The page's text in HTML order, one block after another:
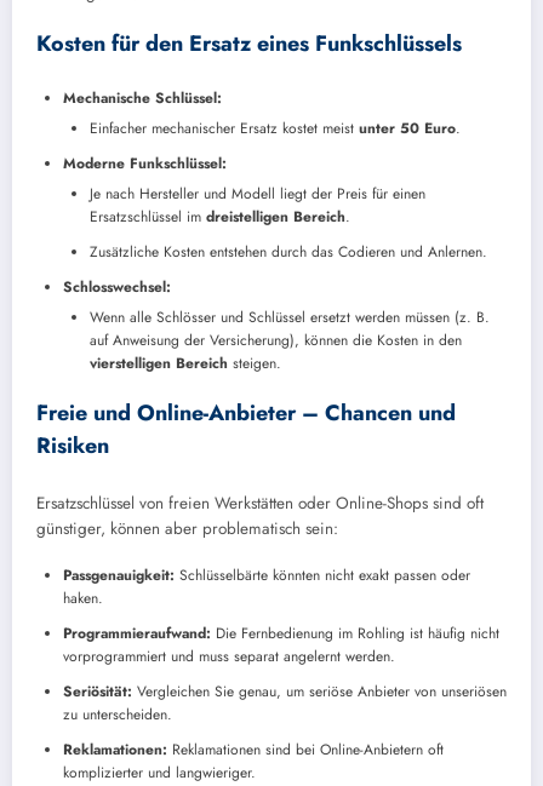
Kosten für den Ersatz eines Funkschlüssels
Mechanische Schlüssel:
Einfacher mechanischer Ersatz kostet meist unter 50 Euro.
Moderne Funkschlüssel:
Je nach Hersteller und Modell liegt der Preis für einen
Ersatzschlüssel im dreistelligen Bereich.
Zusätzliche Kosten entstehen durch das Codieren und Anlernen.
Schlosswechsel:
Wenn alle Schlösser und Schlüssel ersetzt werden müssen (z. B.
auf Anweisung der Versicherung), können die Kosten in den
vierstelligen Bereich steigen.
Freie und Online-Anbieter – Chancen und
Risiken
Ersatzschlüssel von freien Werkstätten oder Online-Shops sind oft
günstiger, können aber problematisch sein:
Passgenauigkeit: Schlüsselbärte könnten nicht exakt passen oder
haken.
Programmieraufwand: Die Fernbedienung im Rohling ist häufig nicht
vorprogrammiert und muss separat angelernt werden.
Seriösität: Vergleichen Sie genau, um seriöse Anbieter von unseriösen
zu unterscheiden.
Reklamationen: Reklamationen sind bei Online-Anbietern oft
komplizierter und langwieriger.